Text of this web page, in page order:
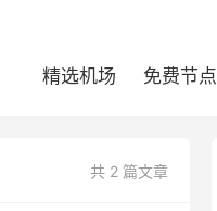
精选机场 免费节点
共 2 篇文章